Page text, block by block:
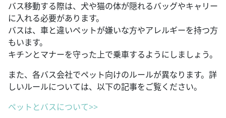
バス移動する際は、犬や猫の体が隠れるバッグやキャリー
に入れる必要があります。
バスは、車と違いペットが嫌いな方やアレルギーを持つ方
もいます。
キチンとマナーを守った上で乗車するようにしましょう。
また、各バス会社でペット向けのルールが異なります。詳
しいルールについては、以下の記事をご覧ください。
ペットとバスについて>>